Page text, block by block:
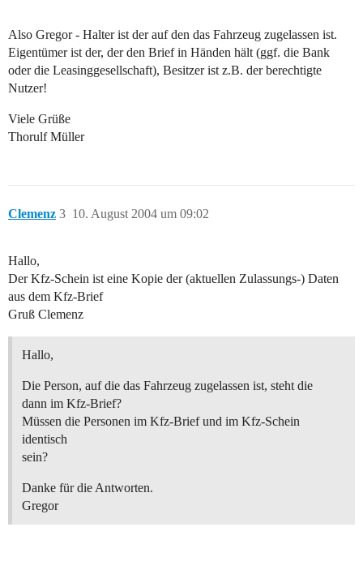
Also Gregor - Halter ist der auf den das Fahrzeug zugelassen ist.
Eigentümer ist der, der den Brief in Händen hält (ggf. die Bank
oder die Leasinggesellschaft), Besitzer ist z.B. der berechtigte
Nutzer!
Viele Grüße
Thorulf Müller
Clemenz 10. August 2004 um 09:02
3
Hallo,
Der Kfz-Schein ist eine Kopie der (aktuellen Zulassungs-) Daten
aus dem Kfz-Brief
Gruß Clemenz
Hallo,
Die Person, auf die das Fahrzeug zugelassen ist, steht die
dann im Kfz-Brief?
Müssen die Personen im Kfz-Brief und im Kfz-Schein
identisch
sein?
Danke für die Antworten.
Gregor